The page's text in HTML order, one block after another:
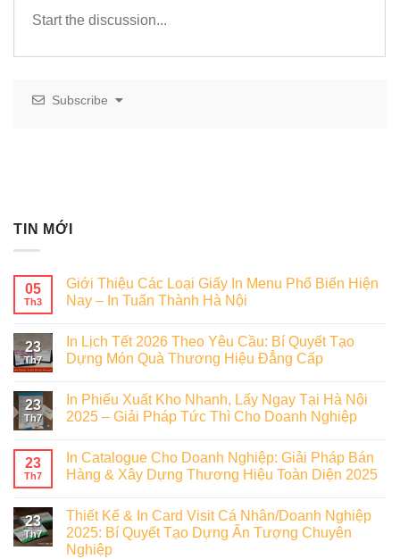
Subscribe
TIN MỚI
05
Th3
Giới Thiệu Các Loại Giấy In Menu Phổ Biến Hiện
Nay – In Tuấn Thành Hà Nội
23
Th7
In Lịch Tết 2026 Theo Yêu Cầu: Bí Quyết Tạo
Dựng Món Quà Thương Hiệu Đẳng Cấp
23
Th7
In Phiếu Xuất Kho Nhanh, Lấy Ngay Tại Hà Nội
2025 – Giải Pháp Tức Thì Cho Doanh Nghiệp
23
Th7
In Catalogue Cho Doanh Nghiệp: Giải Pháp Bán
Hàng & Xây Dựng Thương Hiệu Toàn Diện 2025
23
Th7
Thiết Kế & In Card Visit Cá Nhân/Doanh Nghiệp
2025: Bí Quyết Tạo Dựng Ấn Tượng Chuyên
Nghiệp